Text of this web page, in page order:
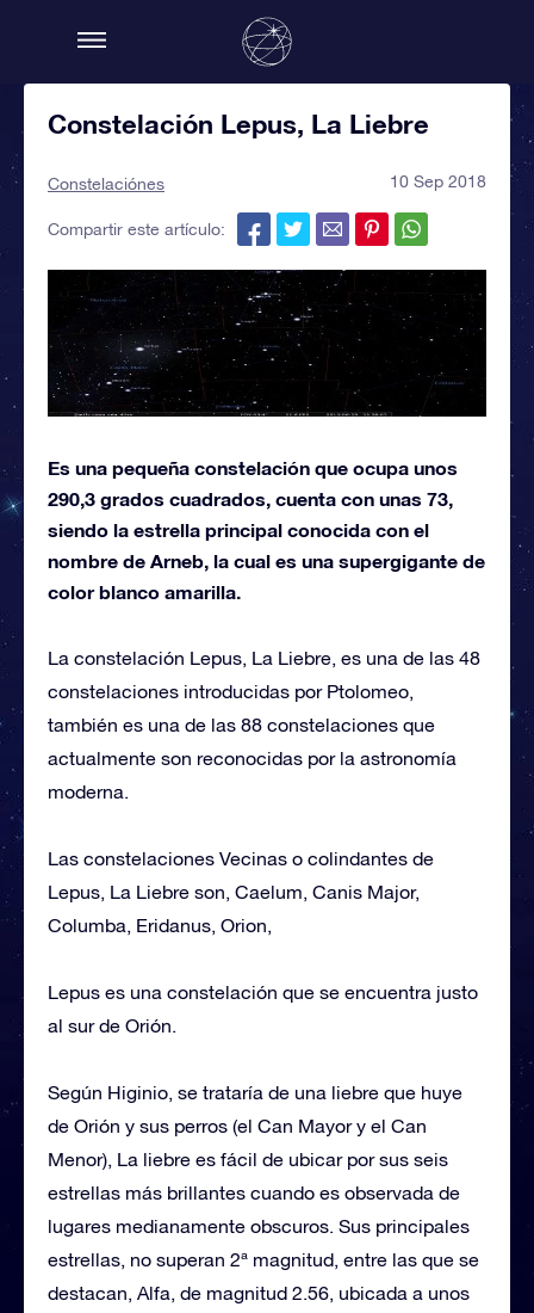
Constelación Lepus, La Liebre
Constelaciónes 10 Sep 2018
Compartir este artículo:
Es una pequeña constelación que ocupa unos
290,3 grados cuadrados, cuenta con unas 73,
siendo la estrella principal conocida con el
nombre de Arneb, la cual es una supergigante de
color blanco amarilla.
La constelación Lepus, La Liebre, es una de las 48
constelaciones introducidas por Ptolomeo,
también es una de las 88 constelaciones que
actualmente son reconocidas por la astronomía
moderna.
Las constelaciones Vecinas o colindantes de
Lepus, La Liebre son, Caelum, Canis Major,
Columba, Eridanus, Orion,
Lepus es una constelación que se encuentra justo
al sur de Orión.
Según Higinio, se trataría de una liebre que huye
de Orión y sus perros (el Can Mayor y el Can
Menor), La liebre es fácil de ubicar por sus seis
estrellas más brillantes cuando es observada de
lugares medianamente obscuros. Sus principales
estrellas, no superan 2ª magnitud, entre las que se
destacan, Alfa, de magnitud 2.56, ubicada a unos